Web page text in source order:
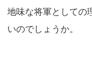
地味な将軍としての
いのでしょうか。